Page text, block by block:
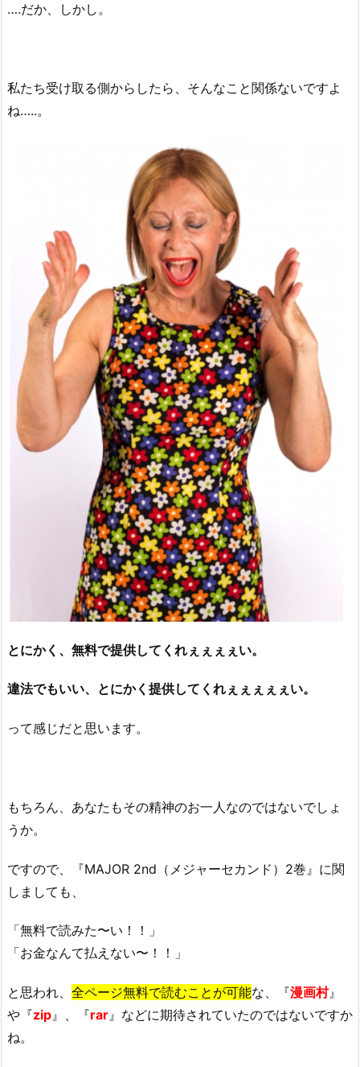
….だか、しかし。
私たち受け取る側からしたら、そんなこと関係ないですよ
ね…..。
とにかく、無料で提供してくれぇぇぇぇい。
違法でもいい、とにかく提供してくれぇぇぇぇぇい。
って感じだと思います。
もちろん、あなたもその精神のお一人なのではないでしょ
うか。
ですので、『MAJOR 2nd（メジャーセカンド）2巻』に関
しましても、
「無料で読みた〜い！！」
「お金なんて払えない〜！！」
と思われ、 全ページ無料で読むことが可能な、『漫画村』
や『zip』、『rar』などに期待されていたのではないですか
ね。